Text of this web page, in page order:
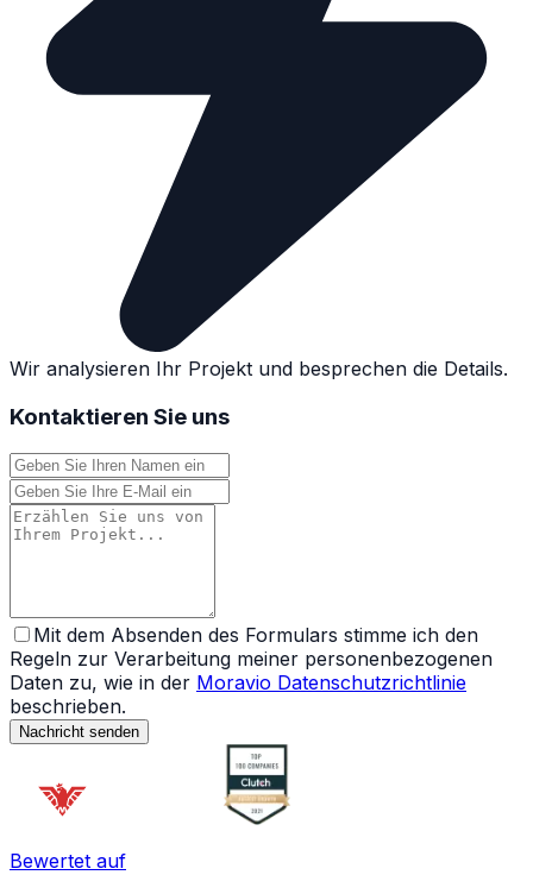
Wir analysieren Ihr Projekt und besprechen die Details.
Kontaktieren Sie uns
Mit dem Absenden des Formulars stimme ich den
Regeln zur Verarbeitung meiner personenbezogenen
Daten zu, wie in der Moravio Datenschutzrichtlinie
beschrieben.
Nachricht senden
Bewertet auf